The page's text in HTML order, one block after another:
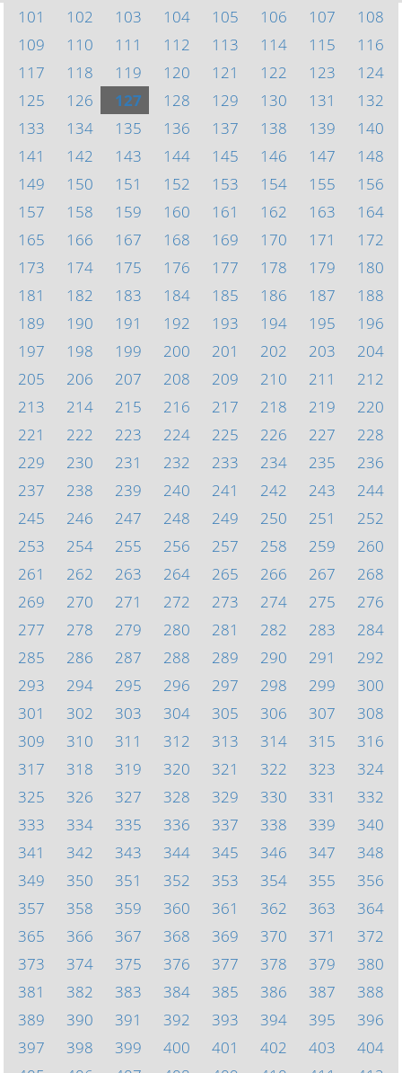
101
102 103 104 105 106 107
108
109
110 111 112 113 114 115
116
117
118 119 120 121 122 123
124
125
126 127 128 129 130 131
132
133
134 135 136 137 138 139
140
141
142 143 144 145 146 147
148
149
150 151 152 153 154 155
156
157
158 159 160 161 162 163
164
165
166 167 168 169 170 171
172
173
174 175 176 177 178 179
180
181
182 183 184 185 186 187
188
189
190 191 192 193 194 195
196
197
198 199 200 201 202 203
204
205
206 207 208 209 210 211
212
213
214 215 216 217 218 219
220
221
222 223 224 225 226 227
228
229
230 231 232 233 234 235
236
237
238 239 240 241 242 243
244
245
246 247 248 249 250 251
252
253
254 255 256 257 258 259
260
261
262 263 264 265 266 267
268
269
270 271 272 273 274 275
276
277
278 279 280 281 282 283
284
285
286 287 288 289 290 291
292
293
294 295 296 297 298 299
300
301
302 303 304 305 306 307
308
309
310 311 312 313 314 315
316
317
318 319 320 321 322 323
324
325
326 327 328 329 330 331
332
333
334 335 336 337 338 339
340
341
342 343 344 345 346 347
348
349
350 351 352 353 354 355
356
357
358 359 360 361 362 363
364
365
366 367 368 369 370 371
372
373
374 375 376 377 378 379
380
381
382 383 384 385 386 387
388
389
390 391 392 393 394 395
396
397
398 399 400 401 402 403
404